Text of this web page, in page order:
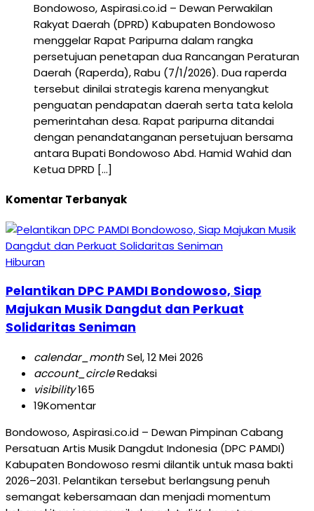
Bondowoso, Aspirasi.co.id – Dewan Perwakilan
Rakyat Daerah (DPRD) Kabupaten Bondowoso
menggelar Rapat Paripurna dalam rangka
persetujuan penetapan dua Rancangan Peraturan
Daerah (Raperda), Rabu (7/1/2026). Dua raperda
tersebut dinilai strategis karena menyangkut
penguatan pendapatan daerah serta tata kelola
pemerintahan desa. Rapat paripurna ditandai
dengan penandatanganan persetujuan bersama
antara Bupati Bondowoso Abd. Hamid Wahid dan
Ketua DPRD […]
Komentar Terbanyak
Hiburan
Pelantikan DPC PAMDI Bondowoso, Siap
Majukan Musik Dangdut dan Perkuat
Solidaritas Seniman
calendar_monthSel, 12 Mei 2026
account_circleRedaksi
visibility165
19Komentar
Bondowoso, Aspirasi.co.id – Dewan Pimpinan Cabang
Persatuan Artis Musik Dangdut Indonesia (DPC PAMDI)
Kabupaten Bondowoso resmi dilantik untuk masa bakti
2026–2031. Pelantikan tersebut berlangsung penuh
semangat kebersamaan dan menjadi momentum